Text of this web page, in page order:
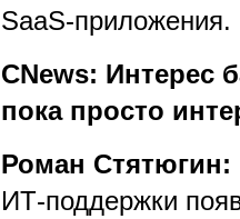
SaaS-приложения.
CNews: Интерес
пока просто
Роман Стятюгин:
ИТ-поддержки